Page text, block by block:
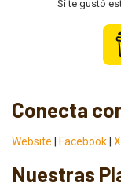
Si te gustó
Conecta
Website Facebook X
Nuestras